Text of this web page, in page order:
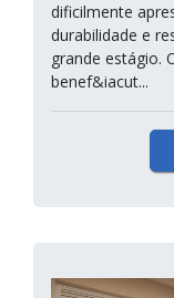
dificilmente
durabilidade e
grande estágio.
benef&iacut...